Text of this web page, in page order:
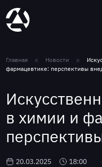
Главная Новости
фармацевтике: перспективы
в химии и
20.03.2025 18:00